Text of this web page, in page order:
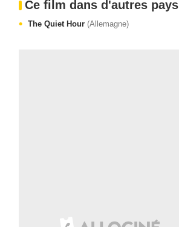
Ce film dans d'autres pays
The Quiet Hour (Allemagne)